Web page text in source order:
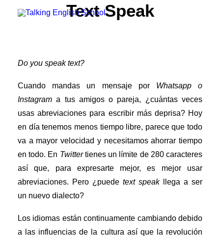
Profesorado
Prueba tu Nivel Gratis
Text Speak
Do you speak text?
Cuando mandas un mensaje por Whatsapp o
Instagram a tus amigos o pareja, ¿cuántas veces
usas abreviaciones para escribir más deprisa? Hoy
en día tenemos menos tiempo libre, parece que todo
va a mayor velocidad y necesitamos ahorrar tiempo
en todo. En Twittertienes un límite de 280 caracteres
así que, para expresarte mejor, es mejor usar
abreviaciones. Pero ¿puede text speakllega a ser
un nuevo dialecto?
Los idiomas están continuamente cambiando debido
a las influencias de la cultura así que la revolución